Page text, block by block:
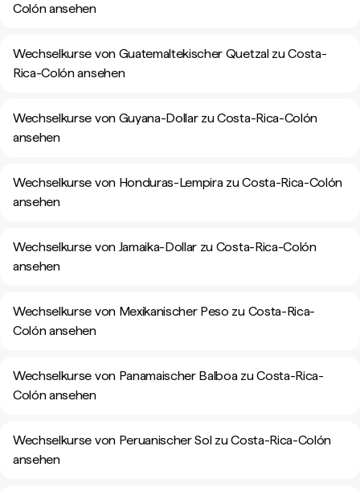
Colón ansehen
Wechselkurse von Guatemaltekischer Quetzal zu Costa-
Rica-Colón ansehen
Wechselkurse von Guyana-Dollar zu Costa-Rica-Colón
ansehen
Wechselkurse von Honduras-Lempira zu Costa-Rica-Colón
ansehen
Wechselkurse von Jamaika-Dollar zu Costa-Rica-Colón
ansehen
Wechselkurse von Mexikanischer Peso zu Costa-Rica-
Colón ansehen
Wechselkurse von Panamaischer Balboa zu Costa-Rica-
Colón ansehen
Wechselkurse von Peruanischer Sol zu Costa-Rica-Colón
ansehen